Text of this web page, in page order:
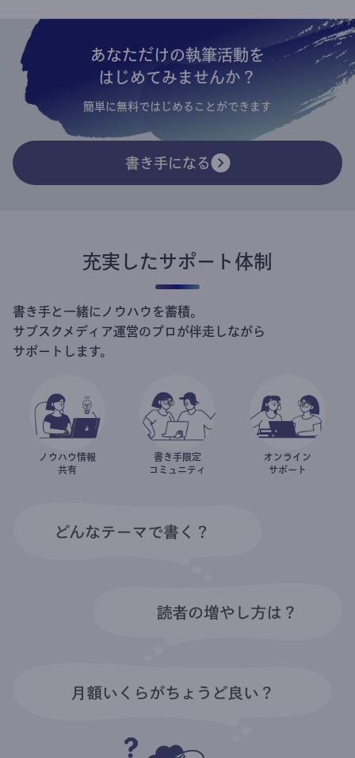
あなただけの執筆活動を
はじめてみませんか？
簡単に無料ではじめることができます
書き手になる
充実したサポート体制
書き手と一緒にノウハウを蓄積。
サブスクメディア運営のプロが伴走しながら
サポートします。
ノウハウ情報
共有
書き手限定
コミュニティ
オンライン
サポート